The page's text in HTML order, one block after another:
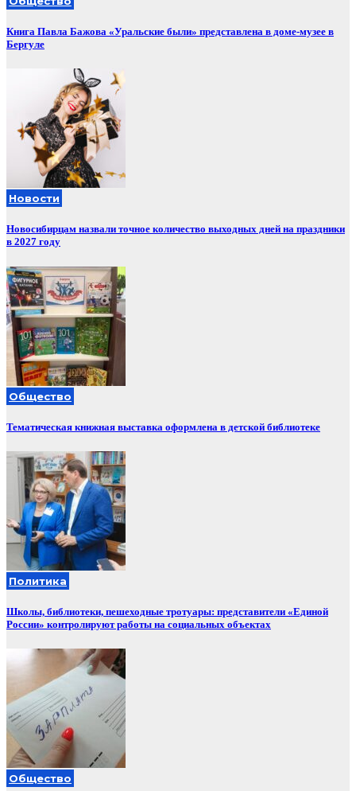
Книга Павла Бажова «Уральские были» представлена в доме-музее в
Бергуле
Новости
Новосибирцам назвали точное количество выходных дней на праздники
в 2027 году
Общество
Тематическая книжная выставка оформлена в детской библиотеке
Политика
Школы, библиотеки, пешеходные тротуары: представители «Единой
России» контролируют работы на социальных объектах
Общество